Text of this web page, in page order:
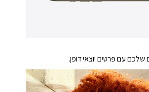
עם פרטים יוצאי דופן.